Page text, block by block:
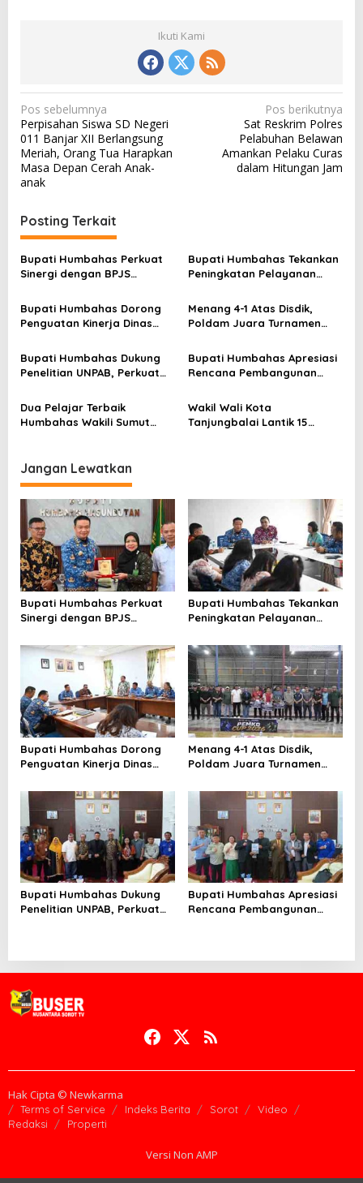
Ikuti Kami
N
a
v
i
a
s
i
o
s
Pos sebelumnya
Perpisahan Siswa SD Negeri
011 Banjar XII Berlangsung
Meriah, Orang Tua Harapkan
Masa Depan Cerah Anak-
anak
Pos berikutnya
Sat Reskrim Polres
Pelabuhan Belawan
Amankan Pelaku Curas
dalam Hitungan Jam
Posting Terkait
Bupati Humbahas Perkuat
Sinergi dengan BPJS
Perluas Perlindungan
Pekerja
Bupati Humbahas Tekankan
Peningkatan Pelayanan
Utamakan Profesionalisme
dan Integritas
Bupati Humbahas Dorong
Penguatan Kinerja Dinas
SDM Berkualitas
Menang 4-1 Atas Disdik,
Poldam Juara Turnamen
Bupati Humbahas Dukung
Penelitian UNPAB, Perkuat
Toba
Bupati Humbahas Apresiasi
Rencana Pembangunan
Marbun Pollung
Dua Pelajar Terbaik
Humbahas Wakili Sumut
Wakil Wali Kota
Tanjungbalai Lantik 15
Jangan Lewatkan
Bupati Humbahas Perkuat
Sinergi dengan BPJS
Perluas Perlindungan
Pekerja
Bupati Humbahas Tekankan
Peningkatan Pelayanan
Utamakan Profesionalisme
dan Integritas
Bupati Humbahas Dorong
Penguatan Kinerja Dinas
SDM Berkualitas
Menang 4-1 Atas Disdik,
Poldam Juara Turnamen
Bupati Humbahas Dukung
Penelitian UNPAB, Perkuat
Bupati Humbahas Apresiasi
Rencana Pembangunan
Hak Cipta © Newkarma
Terms of Service Indeks Berita Sorot
Video
Redaksi
Properti
Versi Non AMP